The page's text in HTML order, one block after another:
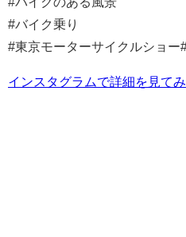
#バイク乗り⁣
#東京モーターサイクルショー
インスタグラムで詳細を見て